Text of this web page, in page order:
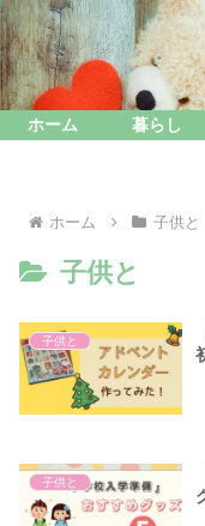
ホーム 暮らし
ホーム 子供と
子供と
子供と
子供と